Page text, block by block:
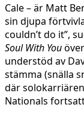
Cale – är Matt
sin djupa
couldn’t do it”,
Soul With You
understöd av
stämma (snälla
där
Nationals